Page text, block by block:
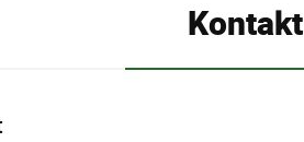
Kontakt